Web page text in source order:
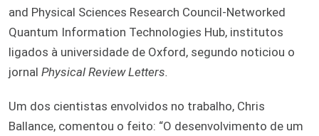
and Physical Sciences Research Council-Networked
Quantum Information Technologies Hub, institutos
ligados à universidade de Oxford, segundo noticiou o
jornal Physical Review Letters.
Um dos cientistas envolvidos no trabalho, Chris
Ballance, comentou o feito: “O desenvolvimento de um